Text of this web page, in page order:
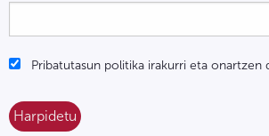
Pribatutasun politika irakurri eta onartzen